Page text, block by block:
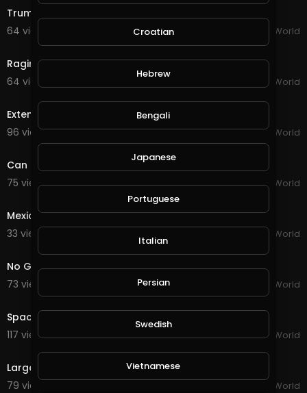
Trump Admits to Blocking U.S Postal Funding
64 views . 08/13/20
The Daily World
Raging Fires Continue in California
64 views . 08/14/20
The Daily World
Extending Closure of the U.S./CAN Border
96 views . 08/14/20
The Daily World
Can These Flip Flops Save the World?
75 views . 08/16/20
The Daily World
Mexico Needs 200 Million COVID-19 Vaccine Doses
33 views . 08/16/20
The Daily World
No Guarantee For All Mail-In Ballots To Be Counted
73 views . 08/16/20
The Daily World
SpaceX Starlink Speeds Revealed
117 views . 08/16/20
The Daily World
Largest Thai Protest Puts Pressure on Government
79 views . 08/17/20
The Daily World
Croatian
Hebrew
Bengali
Japanese
Portuguese
Italian
Persian
Swedish
Vietnamese